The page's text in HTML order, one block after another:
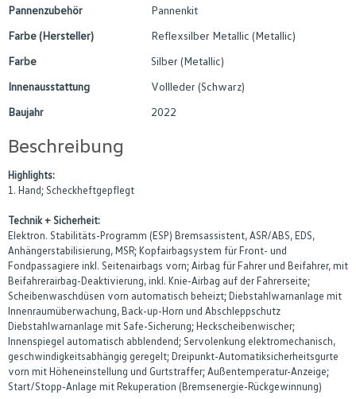
Pannenzubehör
Pannenkit
Farbe (Hersteller)
Reflexsilber Metallic (Metallic)
Farbe
Silber (Metallic)
Innenausstattung
Vollleder (Schwarz)
Baujahr
2022
Beschreibung
Highlights:
1. Hand; Scheckheftgepflegt
Technik + Sicherheit:
Elektron. Stabilitäts-Programm (ESP) Bremsassistent, ASR/ABS, EDS,
Anhängerstabilisierung, MSR; Kopfairbagsystem für Front- und
Fondpassagiere inkl. Seitenairbags vorn; Airbag für Fahrer und Beifahrer, mit
Beifahrerairbag-Deaktivierung, inkl. Knie-Airbag auf der Fahrerseite;
Scheibenwaschdüsen vorn automatisch beheizt; Diebstahlwarnanlage mit
Innenraumüberwachung, Back-up-Horn und Abschleppschutz
Diebstahlwarnanlage mit Safe-Sicherung; Heckscheibenwischer;
Innenspiegel automatisch abblendend; Servolenkung elektromechanisch,
geschwindigkeitsabhängig geregelt; Dreipunkt-Automatiksicherheitsgurte
vorn mit Höheneinstellung und Gurtstraffer; Außentemperatur-Anzeige;
Start/Stopp-Anlage mit Rekuperation (Bremsenergie-Rückgewinnung)